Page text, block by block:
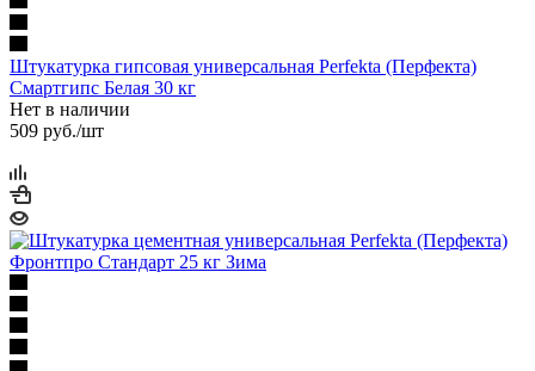
Штукатурка гипсовая универсальная Perfekta (Перфекта)
Смартгипс Белая 30 кг
Нет в наличии
509 руб./шт